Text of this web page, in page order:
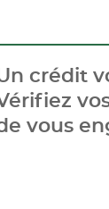
crédit
vous